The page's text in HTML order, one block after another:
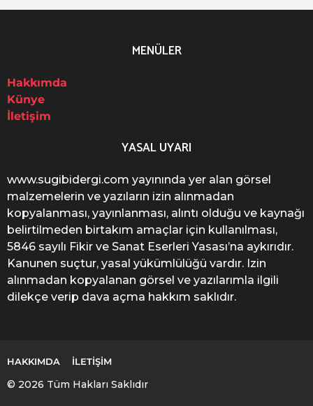
i
MENÜLER
Hakkımda
Künye
İletişim
YASAL UYARI
www.sugibidergi.com yayınında yer alan görsel
malzemelerin ve yazıların izin alınmadan
kopyalanması, yayınlanması, alıntı olduğu ve kaynağı
belirtilmeden birtakım amaçlar için kullanılması,
5846 sayılı Fikir ve Sanat Eserleri Yasası’na aykırıdır.
Kanunen suçtur, yasal yükümlülüğü vardır. Izin
alınmadan kopyalanan görsel ve yazılarımla ilgili
dilekçe verip dava açma hakkım saklıdır.
HAKKIMDA İLETIŞIM
© 2026 Tüm Hakları Saklıdır